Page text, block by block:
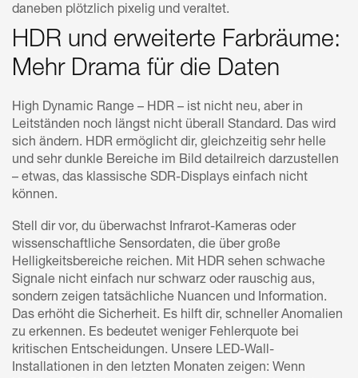
daneben plötzlich pixelig und veraltet.
HDR und erweiterte Farbräume:
Mehr Drama für die Daten
High Dynamic Range – HDR – ist nicht neu, aber in
Leitständen noch längst nicht überall Standard. Das wird
sich ändern. HDR ermöglicht dir, gleichzeitig sehr helle
und sehr dunkle Bereiche im Bild detailreich darzustellen
– etwas, das klassische SDR-Displays einfach nicht
können.
Stell dir vor, du überwachst Infrarot-Kameras oder
wissenschaftliche Sensordaten, die über große
Helligkeitsbereiche reichen. Mit HDR sehen schwache
Signale nicht einfach nur schwarz oder rauschig aus,
sondern zeigen tatsächliche Nuancen und Information.
Das erhöht die Sicherheit. Es hilft dir, schneller Anomalien
zu erkennen. Es bedeutet weniger Fehlerquote bei
kritischen Entscheidungen. Unsere LED-Wall-
Installationen in den letzten Monaten zeigen: Wenn